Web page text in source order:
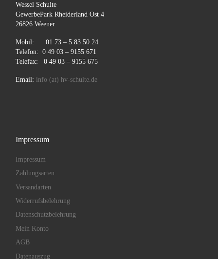
Wessel Schulte
GewerbePark Rheiderland Ost 4
26826 Weener
Mobil: 01 73 – 5 83 50 24
Telefon: 0 49 03 – 9155 671
Telefax: 0 49 03 – 9155 675
Email: info (at) hv-schulte.de
Impressum
Impressum
Zahlungsarten
Versandarten
Widerrufsbelehrung
Datenschutzbelehrung
Mein Konto
AGB
Datenauszug